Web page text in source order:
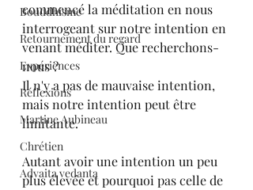
Bouddhisme
Retournement du regard
Expériences
Réflexions
Martine Aubineau
Chrétien
Advaita vedanta
commencé la méditation en nous
interrogeant sur notre intention en
venant méditer. Que recherchons-
nous ?
Il n'y a pas de mauvaise intention,
mais notre intention peut être
limitante.
Autant avoir une intention un peu
plus élevée et pourquoi pas celle de